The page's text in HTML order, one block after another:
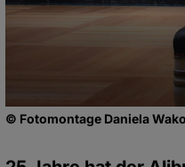
© Fotomontage Daniela